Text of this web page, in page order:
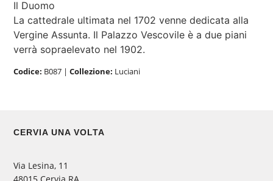
Il Duomo
La cattedrale ultimata nel 1702 venne dedicata alla
Vergine Assunta. Il Palazzo Vescovile è a due piani
verrà sopraelevato nel 1902.
Codice: B087 |Collezione: Luciani
CERVIA UNA VOLTA
Via Lesina, 11
48015 Cervia RA